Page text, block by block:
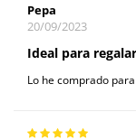
Pepa
20/09/2023
Ideal para regalar
Lo he comprado